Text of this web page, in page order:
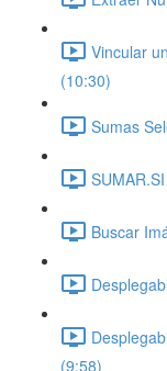
Vincular
(10:30)
Sumas
Buscar
(9:58)